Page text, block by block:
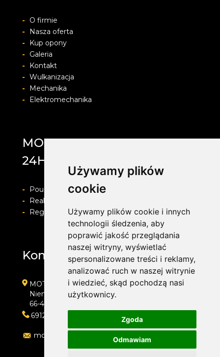
Używamy plików
cookie
Używamy plików cookie i innych
technologii śledzenia, aby
poprawić jakość przeglądania
naszej witryny, wyświetlać
spersonalizowane treści i reklamy,
analizować ruch w naszej witrynie
i wiedzieć, skąd pochodzą nasi
użytkownicy.
Zgoda
Odmawiam
-
O firmie
-
Nasza oferta
-
Kup opony
-
Galeria
-
Kontakt
- Wulkanizacja
-
Mechanika
-
Elektromechanika
MOTOLAB WULKANIZACJA
24H
-
Pouczenie o prawie do odstapienia od umowy
-
Realizacja zamówienia i formy płatności
-
Regulamin i Polityka prywatności
Kontakt
MOTOLAB WULKANIZACJA 24H
Niemcewicza 39
66-400 Gorzów Wielkopolski
691204767
motolab@onet.pl